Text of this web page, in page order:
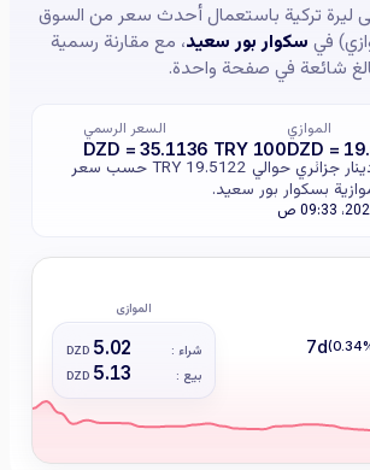
ليرة تركية باستعمال أحدث سعر من السوق
في سكوار بور سعيد، مع مقارنة رسمية
شائعة في صفحة واحدة.
الموازي السعر الرسمي
100 DZD = 35.1136 TRY
اليوم يعادل 100 دينار جزائري حوالي 19.5122 TRY حسب سعر
بسكوار بور سعيد.
الموازي
شراء : 5.02
DZD
بيع : 5.13
DZD
7d